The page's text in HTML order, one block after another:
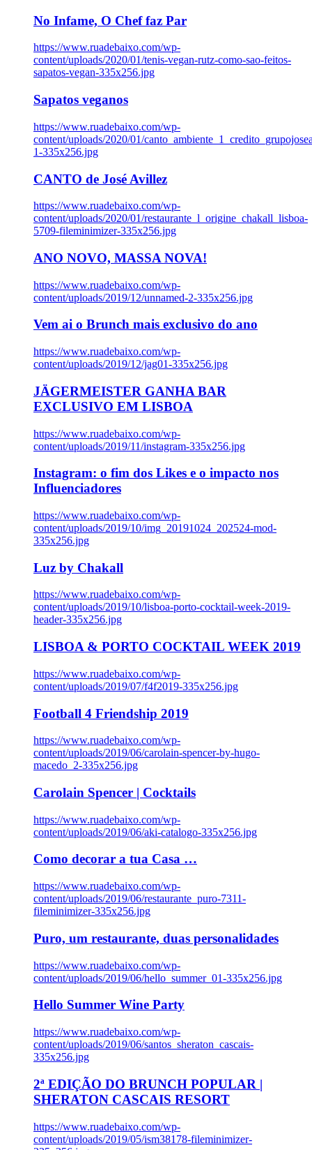
No Infame, O Chef faz Par
https://www.ruadebaixo.com/wp-
content/uploads/2020/01/tenis-vegan-rutz-como-sao-feitos-
sapatos-vegan-335x256.jpg
Sapatos veganos
https://www.ruadebaixo.com/wp-
content/uploads/2020/01/
1-335x256.jpg
CANTO de José Avillez
https://www.ruadebaixo.com/wp-
content/uploads/2020/01/restaurante_l_origine_chakall_lisboa-
5709-fileminimizer-335x256.jpg
ANO NOVO, MASSA NOVA!
https://www.ruadebaixo.com/wp-
content/uploads/2019/12/unnamed-2-335x256.jpg
Vem ai o Brunch mais exclusivo do ano
https://www.ruadebaixo.com/wp-
content/uploads/2019/12/jag01-335x256.jpg
JÄGERMEISTER GANHA BAR
EXCLUSIVO EM LISBOA
https://www.ruadebaixo.com/wp-
content/uploads/2019/11/instagram-335x256.jpg
Instagram: o fim dos Likes e o impacto nos
Influenciadores
https://www.ruadebaixo.com/wp-
content/uploads/2019/10/img_20191024_202524-mod-
335x256.jpg
Luz by Chakall
https://www.ruadebaixo.com/wp-
content/uploads/2019/10/lisboa-porto-cocktail-week-2019-
header-335x256.jpg
LISBOA & PORTO COCKTAIL WEEK 2019
https://www.ruadebaixo.com/wp-
content/uploads/2019/07/f4f2019-335x256.jpg
Football 4 Friendship 2019
https://www.ruadebaixo.com/wp-
content/uploads/2019/06/carolain-spencer-by-hugo-
macedo_2-335x256.jpg
Carolain Spencer | Cocktails
https://www.ruadebaixo.com/wp-
content/uploads/2019/06/aki-catalogo-335x256.jpg
Como decorar a tua Casa …
https://www.ruadebaixo.com/wp-
content/uploads/2019/06/restaurante_puro-7311-
fileminimizer-335x256.jpg
Puro, um restaurante, duas personalidades
https://www.ruadebaixo.com/wp-
content/uploads/2019/06/hello_summer_01-335x256.jpg
Hello Summer Wine Party
https://www.ruadebaixo.com/wp-
content/uploads/2019/06/santos_sheraton_cascais-
335x256.jpg
2ª EDIÇÃO DO BRUNCH POPULAR |
SHERATON CASCAIS RESORT
https://www.ruadebaixo.com/wp-
content/uploads/2019/05/ism38178-fileminimizer-